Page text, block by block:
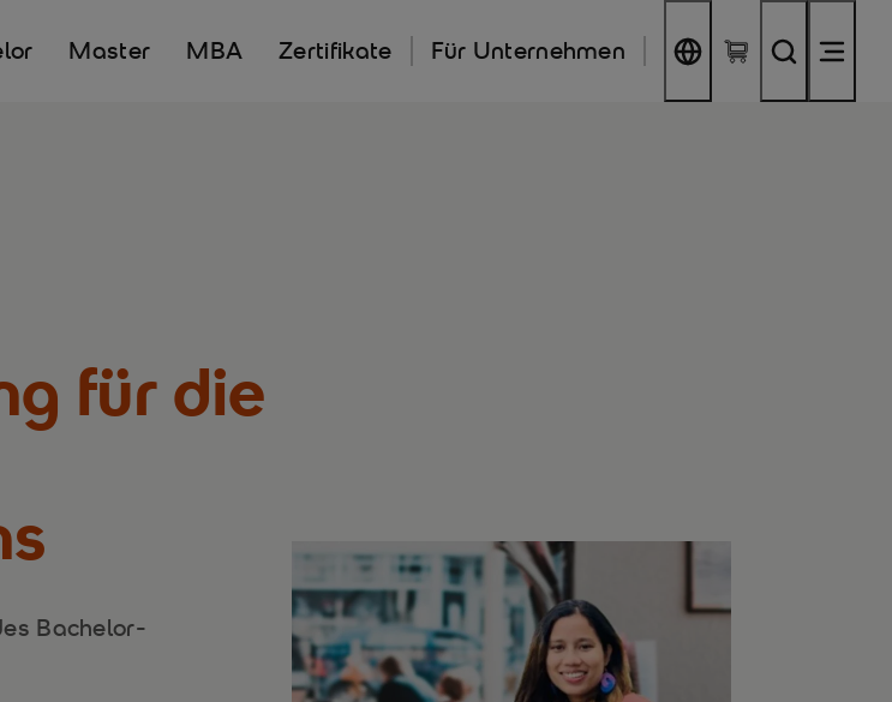
Master MBA Zertifikate Für Unternehmen
für die
Bachelor-